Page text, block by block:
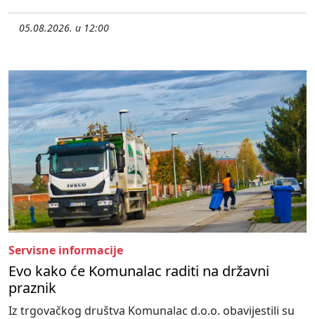
05.08.2026. u 12:00
Servisne informacije
Evo kako će Komunalac raditi na državni
praznik
Iz trgovačkog društva Komunalac d.o.o. obavijestili su